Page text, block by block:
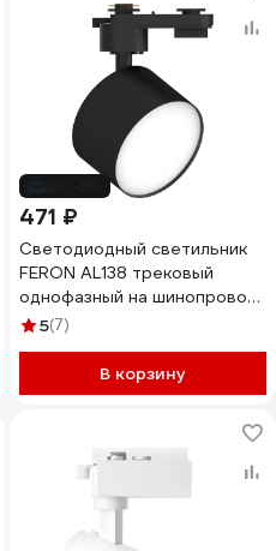
471 ₽
Светодиодный светильник
FERON AL138 трековый
однофазный на шинопровод
12W 4000K 110 градусов
5(7)
В корзину